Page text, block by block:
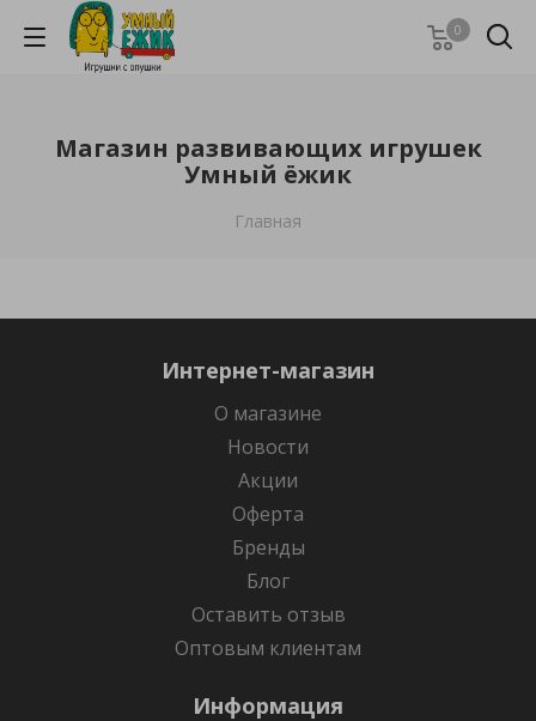
0
Магазин развивающих игрушек
Умный ёжик
Главная
Интернет-магазин
О магазине
Новости
Акции
Оферта
Бренды
Блог
Оставить отзыв
Оптовым клиентам
Информация